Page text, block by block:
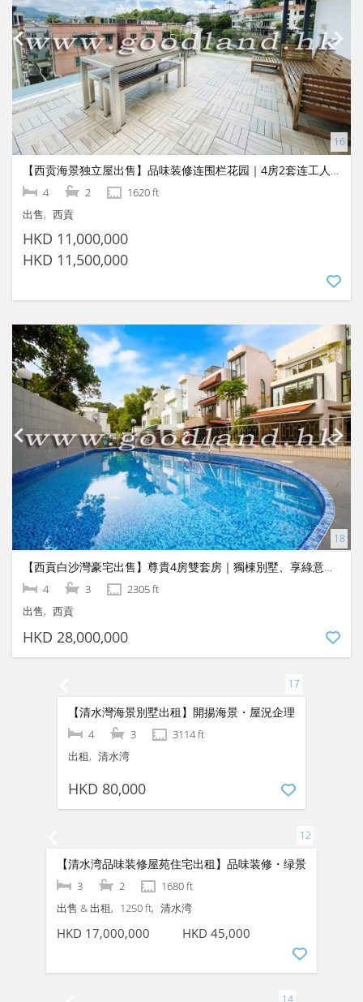
【西贡海景独立屋出售】品味装修连围栏花园｜4房2套连工人房
4 2
1620 ft
出售
西貢
HKD 11,000,000
HKD 11,500,000
【西貢白沙灣豪宅出售】尊貴4房雙套房｜獨棟別墅、享綠意山景與屋苑泳池
4 3
2305 ft
出售
西貢
HKD 28,000,000